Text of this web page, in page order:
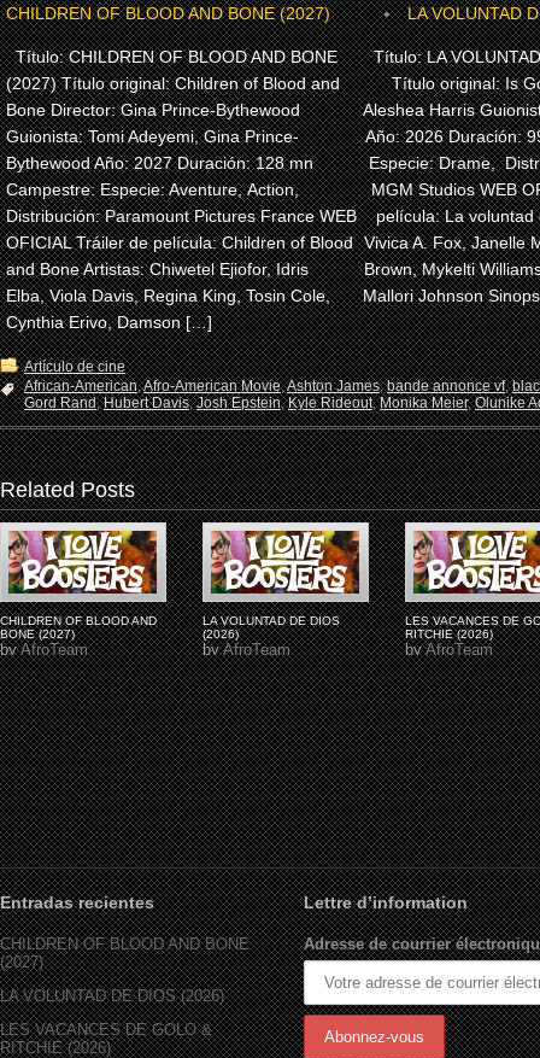
CHILDREN OF BLOOD AND BONE (2027)
Título: CHILDREN OF BLOOD AND BONE
(2027) Título original: Children of Blood and
Bone Director: Gina Prince-Bythewood
Guionista: Tomi Adeyemi, Gina Prince-
Bythewood Año: 2027 Duración: 128 mn
Campestre: Especie: Aventure, Action,
Distribución: Paramount Pictures France WEB
OFICIAL Tráiler de película: Children of Blood
and Bone Artistas: Chiwetel Ejiofor, Idris
Elba, Viola Davis, Regina King, Tosin Cole,
Cynthia Erivo, Damson […]
LA VOLUNTAD
Título: LA
Título original: Is
Aleshea Harris
Año: 2026 Duración:
Especie: Drame,
MGM Studios WEB
película: La voluntad
Vivica A. Fox, Janelle
Brown, Mykelti
Mallori Johnson
Artículo de cine
African-American,Afro-American Movie,Ashton James,bande annonce vf,
Gord Rand,Hubert Davis,Josh Epstein,Kyle Rideout,Monika Meier,Olunike
Related Posts
CHILDREN OF BLOOD AND
BONE (2027)
byAfroTeam
LA VOLUNTAD DE DIOS
(2026)
byAfroTeam
LES VACANCES DE
RITCHIE (2026)
byAfroTeam
Entradas recientes
CHILDREN OF BLOOD AND BONE
(2027)
LA VOLUNTAD DE DIOS (2026)
LES VACANCES DE GOLO &
RITCHIE (2026)
Lettre d’information
Adresse de courrier